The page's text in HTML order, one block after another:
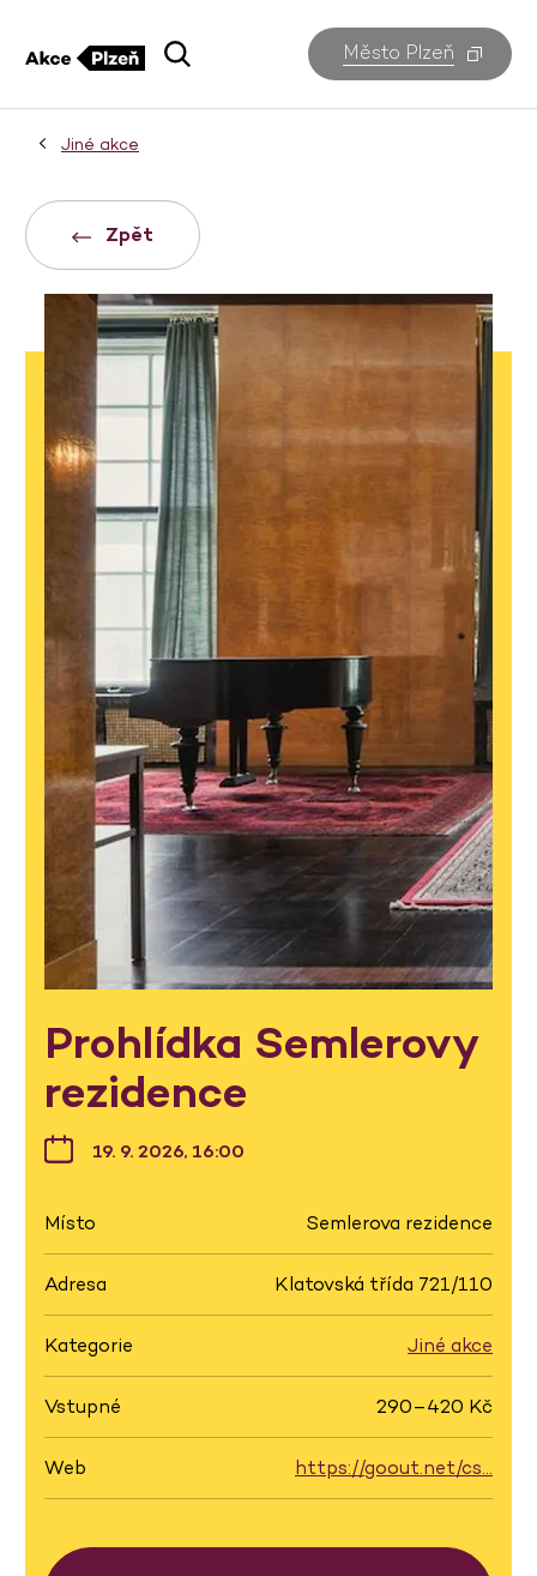
Město Plzeň
Jiné akce
Zpět
Prohlídka Semlerovy
rezidence
19. 9. 2026, 16:00
Místo Semlerova rezidence
Adresa Klatovská třída 721/110
Kategorie Jiné akce
Vstupné 290–420 Kč
Web https://goout.net/cs…